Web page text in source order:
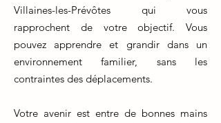
Villaines-les-Prévôtes qui vous
rapprochent de votre objectif. Vous
pouvez apprendre et grandir dans un
environnement familier, sans les
contraintes des déplacements.
Votre avenir est entre de bonnes mains